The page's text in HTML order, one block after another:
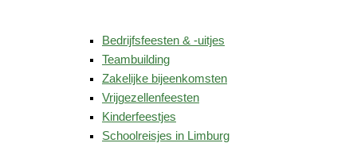
Bedrijfsfeesten & -uitjes
Teambuilding
Zakelijke bijeenkomsten
Vrijgezellenfeesten
Kinderfeestjes
Schoolreisjes in Limburg